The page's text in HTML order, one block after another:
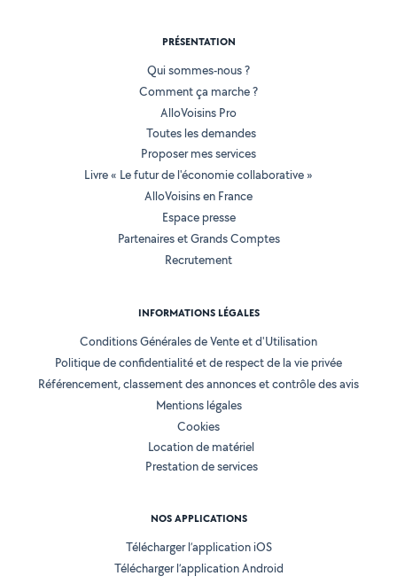
PRÉSENTATION
Qui sommes-nous ?
Comment ça marche ?
AlloVoisins Pro
Toutes les demandes
Proposer mes services
Livre « Le futur de l'économie collaborative »
AlloVoisins en France
Espace presse
Partenaires et Grands Comptes
Recrutement
INFORMATIONS LÉGALES
Conditions Générales de Vente et d'Utilisation
Politique de confidentialité et de respect de la vie privée
Référencement, classement des annonces et contrôle des avis
Mentions légales
Cookies
Location de matériel
Prestation de services
NOS APPLICATIONS
Télécharger l’application iOS
Télécharger l’application Android